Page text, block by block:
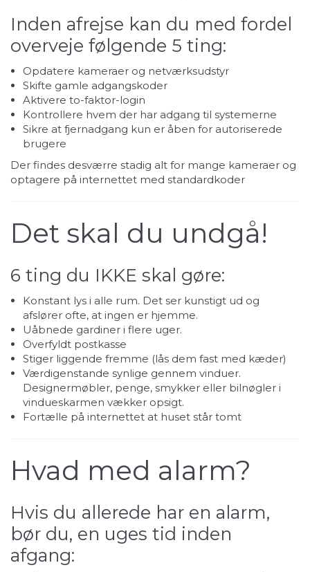
Inden afrejse kan du med fordel
overveje følgende 5 ting:
Opdatere kameraer og netværksudstyr
Skifte gamle adgangskoder
Aktivere to-faktor-login
Kontrollere hvem der har adgang til systemerne
Sikre at fjernadgang kun er åben for autoriserede
brugere
Der findes desværre stadig alt for mange kameraer og
optagere på internettet med standardkoder
Det skal du undgå!
6 ting du IKKE skal gøre:
Konstant lys i alle rum. Det ser kunstigt ud og
afslører ofte, at ingen er hjemme.
Uåbnede gardiner i flere uger.
Overfyldt postkasse
Stiger liggende fremme (lås dem fast med kæder)
Værdigenstande synlige gennem vinduer.
Designermøbler, penge, smykker eller bilnøgler i
vindueskarmen vækker opsigt.
Fortælle på internettet at huset står tomt
Hvad med alarm?
Hvis du allerede har en alarm,
bør du, en uges tid inden
afgang: